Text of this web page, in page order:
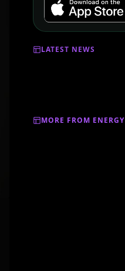
LATEST NEWS
MORE FROM ENERGY